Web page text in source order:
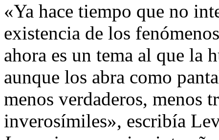
«Ya hace tiempo que no
existencia de los
ahora es un tema al que la
aunque los abra como
menos verdaderos, menos
inverosímiles», escribía